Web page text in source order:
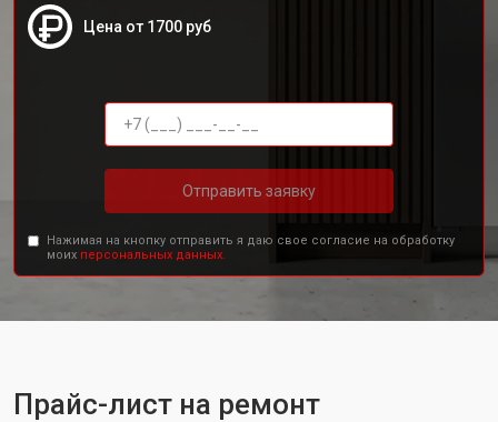
Цена от 1700 руб
Отправить заявку
Нажимая на кнопку отправить я даю свое согласие на обработку
моих персональных данных.
Прайс-лист на ремонт